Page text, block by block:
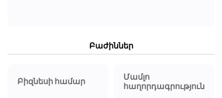
Բաժիններ
Բիզնեսի համար
Մամլո
հաղորդագրություն